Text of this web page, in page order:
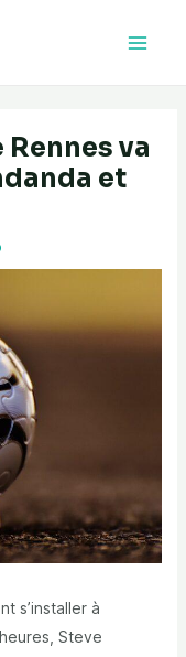
va
et
s’installer à
Steve